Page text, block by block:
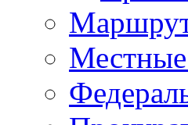
Местные